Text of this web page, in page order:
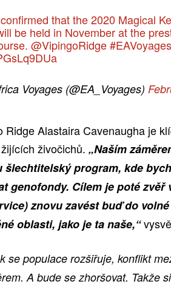
that the 2020 Magical
be held in November at the
@VipingoRidge#EAVoyages
Voyages (@EA_Voyages)
Ridge Alastaira Cavenaugha je
živočichů. „Naším
šlechtitelský program, kde
genofondy. Cílem je poté zvěř
znovu zavést buď do
oblasti, jako je ta naše,“
se populace rozšiřuje, konflikt
A bude se zhoršovat. Takže